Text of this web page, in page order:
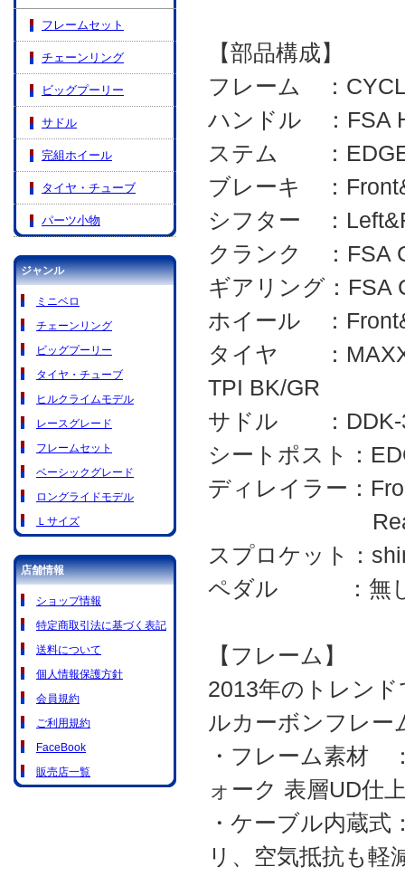
【部品構成】
フレーム ：
ハンドル ：FSA
ステム ：EDGE
ブレーキ ：
シフター ：
クランク ：FSA
ギアリング：FSA
ホイール ：
タイヤ ：
TPI BK/GR
サドル ：DDK-
シートポスト：
ディレイラー：
Rear
スプロケット：
ペダル ：無
【フレーム】
2013年のトレン
ルカーボンフレー
・フレーム素材
ォーク 表層UD仕
・ケーブル内蔵
リ、空気抵抗も軽
フレームセット
チェーンリング
ビッグプーリー
サドル
完組ホイール
タイヤ・チューブ
パーツ小物
ジャンル
ミニベロ
チェーンリング
ビッグプーリー
タイヤ・チューブ
ヒルクライムモデル
レースグレード
フレームセット
ベーシックグレード
ロングライドモデル
Ｌサイズ
店舗情報
ショップ情報
特定商取引法に基づく表記
送料について
個人情報保護方針
会員規約
ご利用規約
FaceBook
販売店一覧